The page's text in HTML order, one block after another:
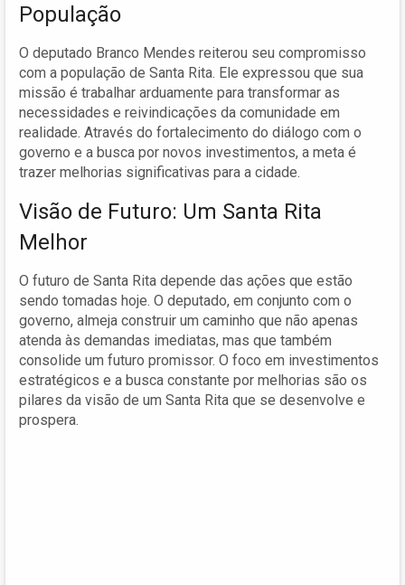
População
O deputado Branco Mendes reiterou seu compromisso
com a população de Santa Rita. Ele expressou que sua
missão é trabalhar arduamente para transformar as
necessidades e reivindicações da comunidade em
realidade. Através do fortalecimento do diálogo com o
governo e a busca por novos investimentos, a meta é
trazer melhorias significativas para a cidade.
Visão de Futuro: Um Santa Rita
Melhor
O futuro de Santa Rita depende das ações que estão
sendo tomadas hoje. O deputado, em conjunto com o
governo, almeja construir um caminho que não apenas
atenda às demandas imediatas, mas que também
consolide um futuro promissor. O foco em investimentos
estratégicos e a busca constante por melhorias são os
pilares da visão de um Santa Rita que se desenvolve e
prospera.